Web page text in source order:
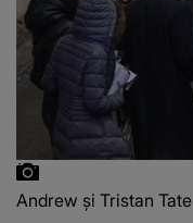
Andrew și Tristan Tate